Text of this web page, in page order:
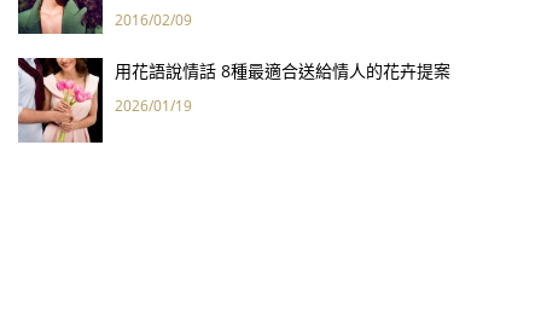
2016/02/09
用花語說情話 8種最適合送給情人的花卉提案
2026/01/19